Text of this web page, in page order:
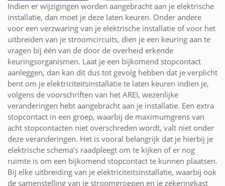
Indien er wijzigingen worden aangebracht aan je elektrische
installatie, dan moet je deze laten keuren. Onder andere
voor een verzwaring van je elektrische installatie of voor het
uitbreiden van je stroomcircuits, dien je een keuring aan te
vragen bij één van de door de overheid erkende
keuringsorganismen. Laat je een bijkomend stopcontact
aanleggen, dan kan dit dus tot gevolg hebben dat je verplicht
bent om je elektriciteitsinstallatie te laten keuren indien je,
volgens de voorschriften van het AREI, wezenlijke
veranderingen hebt aangebracht aan je installatie. Een extra
stopcontact in een groep, waarbij de maximumgrens van
acht stopcontacten niet overschreden wordt, valt niet onder
deze veranderingen. Het is vooral belangrijk dat je hierbij je
elektrische schema’s raadpleegt om te kijken of er nog
ruimte is om een bijkomend stopcontact te kunnen plaatsen.
Bij elke uitbreiding van je elektriciteitsinstallatie, waarbij ook
de samenstelling van je stroomgroepen en je zekeringkast